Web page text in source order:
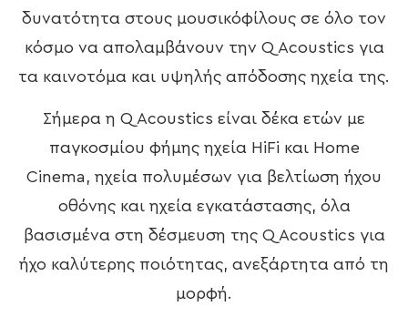
δυνατότητα στους μουσικόφίλους σε όλο τον
κόσμο να απολαμβάνουν την Q Acoustics για
τα καινοτόμα και υψηλής απόδοσης ηχεία της.
Σήμερα η Q Acoustics είναι δέκα ετών με
παγκοσμίου φήμης ηχεία HiFi και Home
Cinema, ηχεία πολυμέσων για βελτίωση ήχου
οθόνης και ηχεία εγκατάστασης, όλα
βασισμένα στη δέσμευση της Q Acoustics για
ήχο καλύτερης ποιότητας, ανεξάρτητα από τη
μορφή.